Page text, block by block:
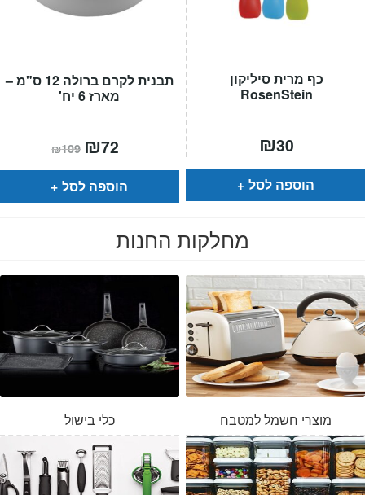
תבנית לקרם ברולה 12 ס"מ –
מארז 6 יח'
₪109 המחיר
המקורי
היה:
₪109.
₪72
הוא:
הוספה לסל
כף מרית סיליקון
RosenStein
₪30
הוספה לסל
מחלקות החנות
כלי בישול מוצרי חשמל למטבח